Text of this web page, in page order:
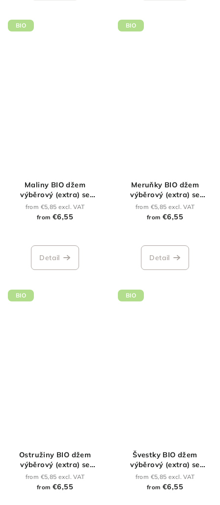
BIO
Maliny BIO džem
výběrový (extra) se
sníženým obsahem cukru
from €5,85 excl. VAT
from €6,55
average
product
Detail
BIO
Meruňky BIO džem
výběrový (extra) se
sníženým obsahem cukru
from €5,85 excl. VAT
from €6,55
Detail
BIO
Ostružiny BIO džem
výběrový (extra) se
sníženým obsahem cukru
from €5,85 excl. VAT
from €6,55
BIO
Švestky BIO džem
výběrový (extra) se
sníženým obsahem cukru
from €5,85 excl. VAT
from €6,55